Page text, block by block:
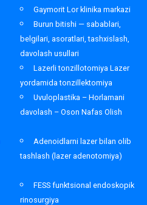
Gaymorit Lor klinika markazi
Burun bitishi — sabablari,
belgilari, asoratlari, tashxislash,
davolash usullari
Lazerli tonzillotomiya Lazer
yordamida tonzillektomiya
Uvuloplastika – Horlamani
davolash – Oson Nafas Olish
Adenoidlarni lazer bilan olib
tashlash (lazer adenotomiya)
FESS funktsional endoskopik
rinosurgiya